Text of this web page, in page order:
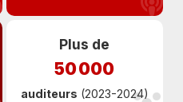
Plus de
50 000
auditeurs (2023-2024)